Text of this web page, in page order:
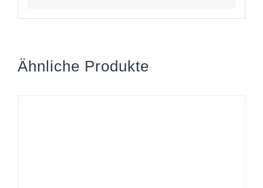
Ähnliche Produkte